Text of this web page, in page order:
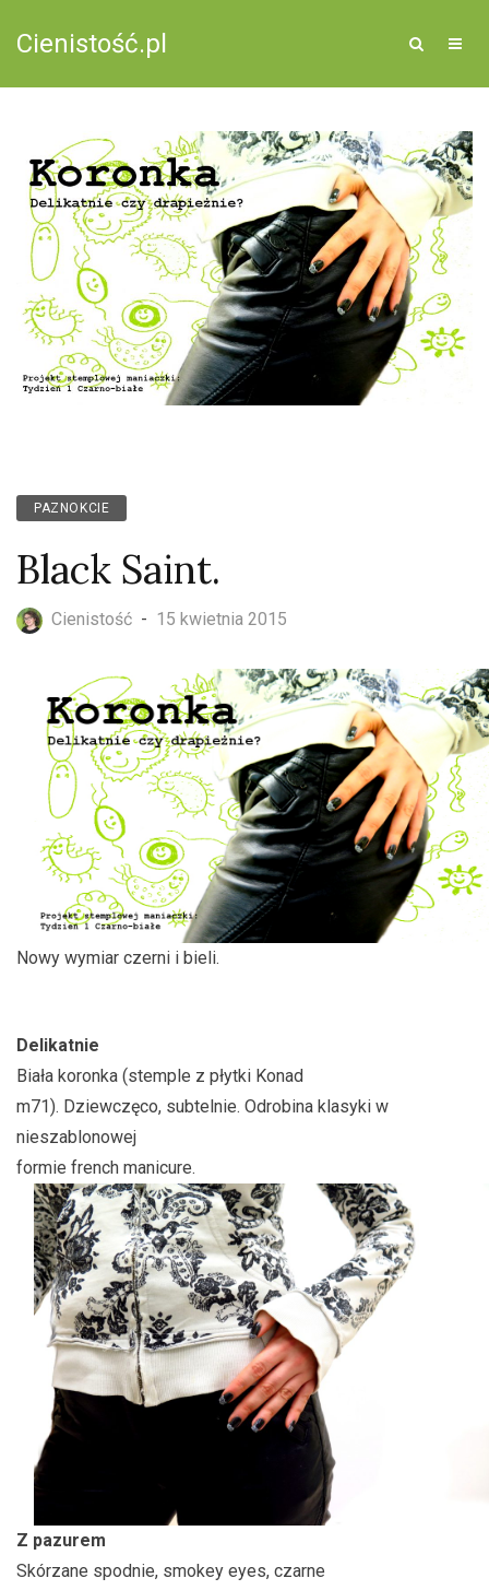
Cienistość.pl
PAZNOKCIE
Black Saint.
Cienistość - 15 kwietnia 2015
Nowy wymiar czerni i bieli.
Delikatnie
Biała koronka (stemple z płytki Konad
m71). Dziewczęco, subtelnie. Odrobina klasyki w
nieszablonowej
formie french manicure.
Z pazurem
Skórzane spodnie, smokey eyes, czarne